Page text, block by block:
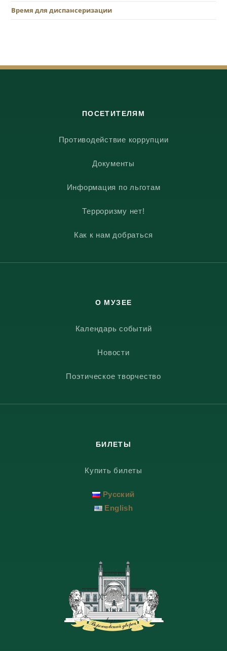
Время для диспансеризации
ПОСЕТИТЕЛЯМ
Противодействие коррупции
Документы
Информация по льготам
Терроризму нет!
Как к нам добраться
О МУЗЕЕ
Календарь событий
Новости
Поэтическое творчество
БИЛЕТЫ
Купить билеты
Русский
English